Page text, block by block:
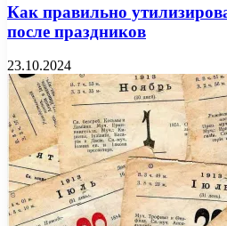
Как правильно
после праздников
23.10.2024